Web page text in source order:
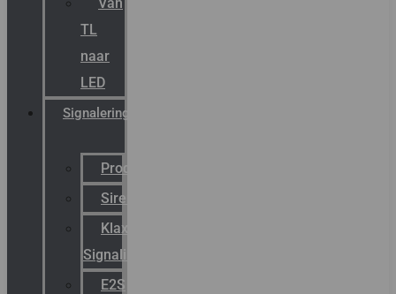
TL
naar
LED
Signalering
Productcatalogus
Sirena
Klaxon
Signaling
E2S